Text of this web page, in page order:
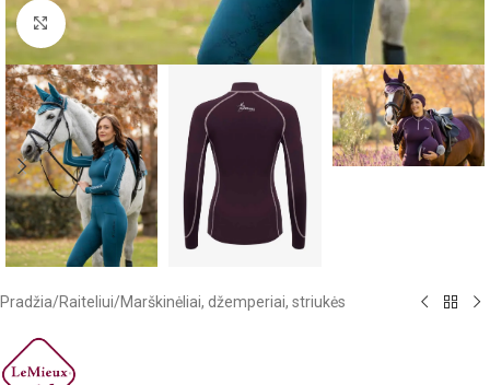
Click to enlarge
Pradžia/Raiteliui/Marškinėliai, džemperiai, striukės